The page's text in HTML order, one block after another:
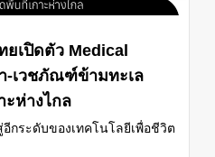
เปิดตัว Medical
-เวชภัณฑ์ข้ามทะเล
ห่างไกล
กระดับของเทคโนโลยีเพื่อชีวิต